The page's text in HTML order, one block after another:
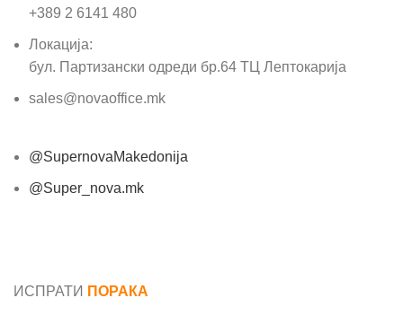
+389 2 6141 480
Локација:
бул. Партизански одреди бр.64 ТЦ Лептокарија
sales@novaoffice.mk
@SupernovaMakedonija
@Super_nova.mk
ИСПРАТИ ПОРАКА